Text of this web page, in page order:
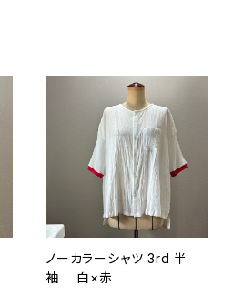
ノーカラーシャツ 3rd 半
袖 白×赤